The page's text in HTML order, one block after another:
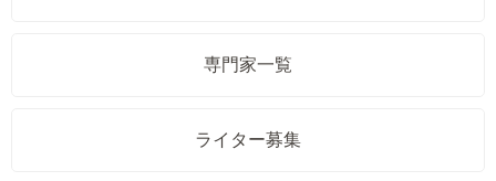
専門家一覧
ライター募集